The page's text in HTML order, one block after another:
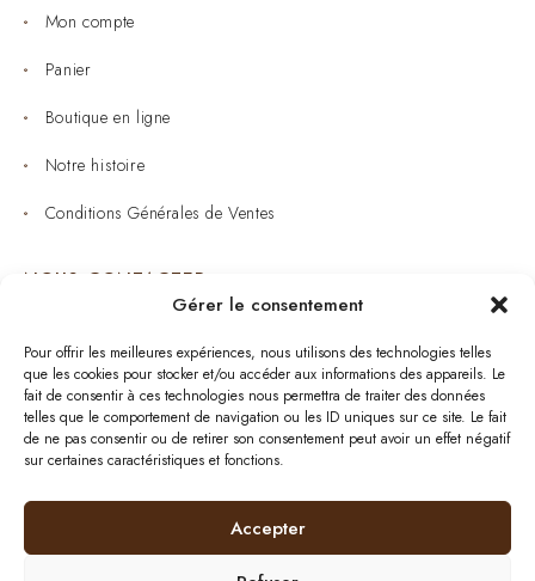
Gérer le consentement
Pour offrir les meilleures expériences, nous utilisons des technologies telles
que les cookies pour stocker et/ou accéder aux informations des appareils. Le
fait de consentir à ces technologies nous permettra de traiter des données
telles que le comportement de navigation ou les ID uniques sur ce site. Le fait
de ne pas consentir ou de retirer son consentement peut avoir un effet négatif
sur certaines caractéristiques et fonctions.
Accepter
Mon compte
Panier
Boutique en ligne
Notre histoire
Conditions Générales de Ventes
NOUS CONTACTER
Bijouterie : 05 53 53 64 11
Mardi au Samedi: 09:00 - 19:00
bijouterie.lavergne@orange.fr